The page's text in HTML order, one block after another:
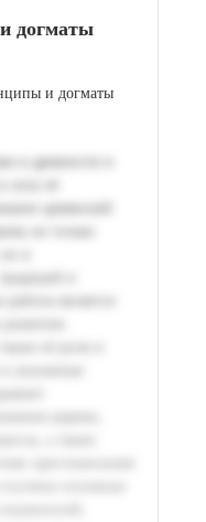
догматы
и догматы